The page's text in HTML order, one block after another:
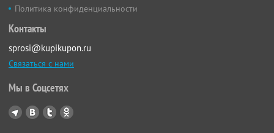
Политика конфиденциальности
Контакты
sprosi@kupikupon.ru
Связаться с нами
Мы в Соцсетях